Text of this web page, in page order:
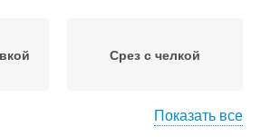
Срез с челкой
Показать все